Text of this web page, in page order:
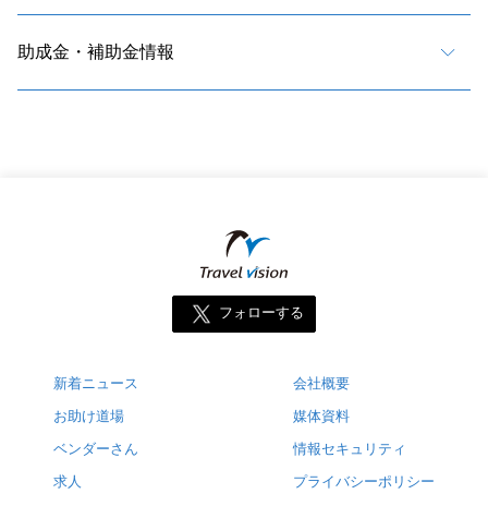
助成金・補助金情報
フォローする
新着ニュース
お助け道場
ベンダーさん
求人
会社概要
媒体資料
情報セキュリティ
プライバシーポリシー